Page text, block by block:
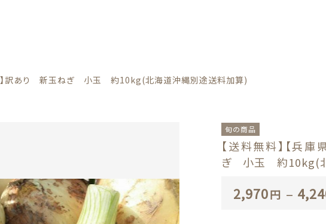
産】訳あり 新玉ねぎ 小玉 約10kg(北海道沖縄別途送料加算)
旬の商品
【送料無料】【兵
ぎ 小玉 約10kg(
2,970円 –
しました
送料無料】【兵庫県淡路島産】訳あり 新玉ねぎ 小玉 約10kg(北海道沖縄別
トラッピング
セージカード
カテゴリー
野菜 旬の
子カテゴリー